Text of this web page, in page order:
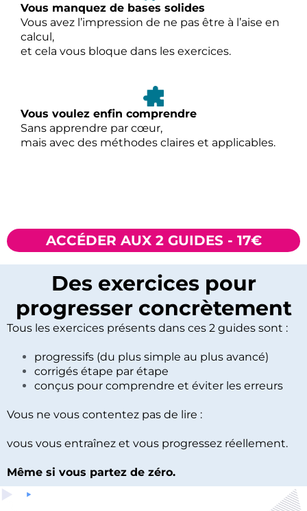
Vous manquez de bases solides
Vous avez l’impression de ne pas être à l’aise en
calcul,
et cela vous bloque dans les exercices.
Vous voulez enfin comprendre
Sans apprendre par cœur,
mais avec des méthodes claires et applicables.
ACCÉDER AUX 2 GUIDES - 17€
Des exercices pour
progresser concrètement
Tous les exercices présents dans ces 2 guides sont :
progressifs (du plus simple au plus avancé)
corrigés étape par étape
conçus pour comprendre et éviter les erreurs
Vous ne vous contentez pas de lire :
vous vous entraînez et vous progressez réellement.
Même si vous partez de zéro.